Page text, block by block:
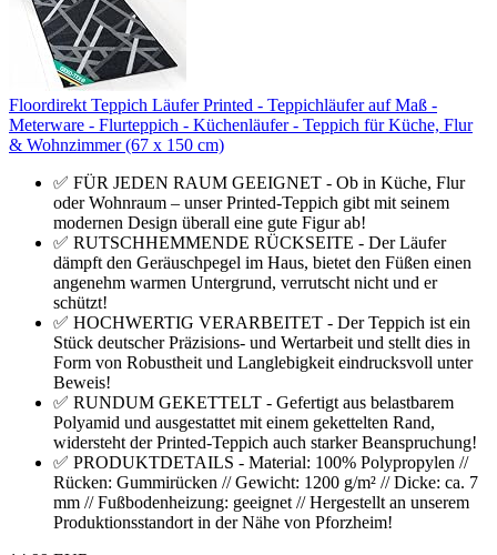
Floordirekt Teppich Läufer Printed - Teppichläufer auf Maß -
Meterware - Flurteppich - Küchenläufer - Teppich für Küche, Flur
& Wohnzimmer (67 x 150 cm)
✅ FÜR JEDEN RAUM GEEIGNET - Ob in Küche, Flur
oder Wohnraum – unser Printed-Teppich gibt mit seinem
modernen Design überall eine gute Figur ab!
✅ RUTSCHHEMMENDE RÜCKSEITE - Der Läufer
dämpft den Geräuschpegel im Haus, bietet den Füßen einen
angenehm warmen Untergrund, verrutscht nicht und er
schützt!
✅ HOCHWERTIG VERARBEITET - Der Teppich ist ein
Stück deutscher Präzisions- und Wertarbeit und stellt dies in
Form von Robustheit und Langlebigkeit eindrucksvoll unter
Beweis!
✅ RUNDUM GEKETTELT - Gefertigt aus belastbarem
Polyamid und ausgestattet mit einem gekettelten Rand,
widersteht der Printed-Teppich auch starker Beanspruchung!
✅ PRODUKTDETAILS - Material: 100% Polypropylen //
Rücken: Gummirücken // Gewicht: 1200 g/m² // Dicke: ca. 7
mm // Fußbodenheizung: geeignet // Hergestellt an unserem
Produktionsstandort in der Nähe von Pforzheim!